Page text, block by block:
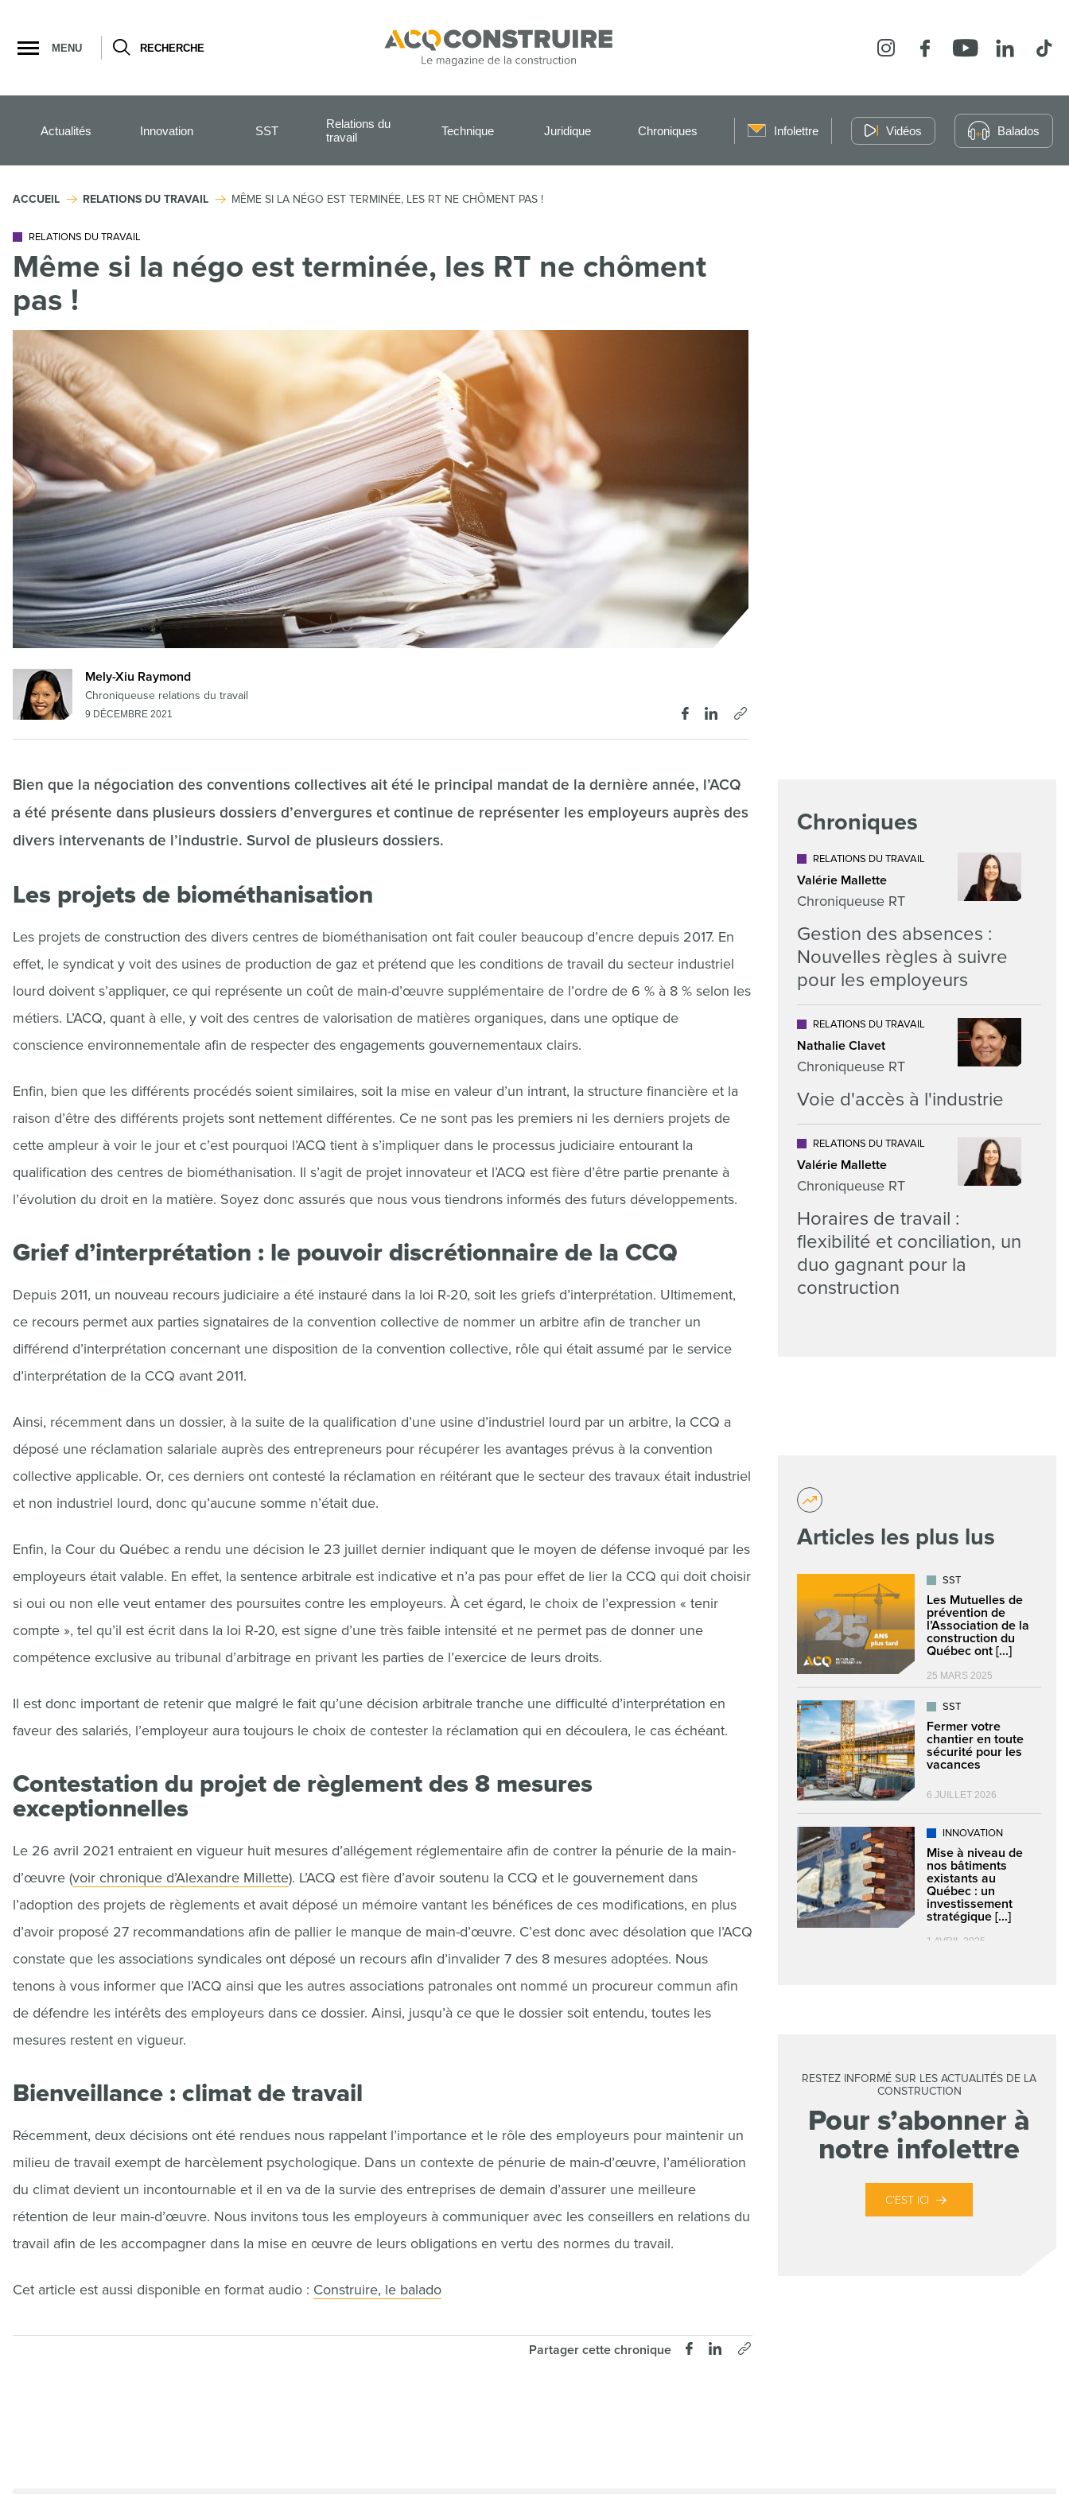
la
navigation
MENU RECHERCHE InstagramFacebookYouTubeLinkedIn
Actualités Innovation SST
Relations du
travail
Technique Juridique Chroniques Infolettre Vidéos Balados
ACCUEIL RELATIONS DU TRAVAIL MÊME SI LA NÉGO EST TERMINÉE, LES RT NE CHÔMENT PAS !
RELATIONS DU TRAVAIL
Même si la négo est terminée, les RT ne chôment
pas !
Mely-Xiu Raymond
Chroniqueuse relations du travail
9 DÉCEMBRE 2021
Bien que la négociation des conventions collectives ait été le principal mandat de la dernière année, l’ACQ
a été présente dans plusieurs dossiers d’envergures et continue de représenter les employeurs auprès des
divers intervenants de l’industrie. Survol de plusieurs dossiers.
Les projets de biométhanisation
Les projets de construction des divers centres de biométhanisation ont fait couler beaucoup d’encre depuis 2017. En
effet, le syndicat y voit des usines de production de gaz et prétend que les conditions de travail du secteur industriel
lourd doivent s’appliquer, ce qui représente un coût de main-d’œuvre supplémentaire de l’ordre de 6 % à 8 % selon les
métiers. L’ACQ, quant à elle, y voit des centres de valorisation de matières organiques, dans une optique de
conscience environnementale afin de respecter des engagements gouvernementaux clairs.
Enfin, bien que les différents procédés soient similaires, soit la mise en valeur d’un intrant, la structure financière et la
raison d’être des différents projets sont nettement différentes. Ce ne sont pas les premiers ni les derniers projets de
cette ampleur à voir le jour et c’est pourquoi l’ACQ tient à s’impliquer dans le processus judiciaire entourant la
qualification des centres de biométhanisation. Il s’agit de projet innovateur et l’ACQ est fière d’être partie prenante à
l’évolution du droit en la matière. Soyez donc assurés que nous vous tiendrons informés des futurs développements.
Grief d’interprétation : le pouvoir discrétionnaire de la CCQ
Depuis 2011, un nouveau recours judiciaire a été instauré dans la loi R-20, soit les griefs d’interprétation. Ultimement,
ce recours permet aux parties signataires de la convention collective de nommer un arbitre afin de trancher un
différend d’interprétation concernant une disposition de la convention collective, rôle qui était assumé par le service
d’interprétation de la CCQ avant 2011.
Ainsi, récemment dans un dossier, à la suite de la qualification d’une usine d’industriel lourd par un arbitre, la CCQ a
déposé une réclamation salariale auprès des entrepreneurs pour récupérer les avantages prévus à la convention
collective applicable. Or, ces derniers ont contesté la réclamation en réitérant que le secteur des travaux était industriel
et non industriel lourd, donc qu’aucune somme n’était due.
Enfin, la Cour du Québec a rendu une décision le 23 juillet dernier indiquant que le moyen de défense invoqué par les
employeurs était valable. En effet, la sentence arbitrale est indicative et n’a pas pour effet de lier la CCQ qui doit choisir
si oui ou non elle veut entamer des poursuites contre les employeurs. À cet égard, le choix de l’expression « tenir
compte », tel qu’il est écrit dans la loi R-20, est signe d’une très faible intensité et ne permet pas de donner une
compétence exclusive au tribunal d’arbitrage en privant les parties de l’exercice de leurs droits.
Il est donc important de retenir que malgré le fait qu’une décision arbitrale tranche une difficulté d’interprétation en
faveur des salariés, l’employeur aura toujours le choix de contester la réclamation qui en découlera, le cas échéant.
Contestation du projet de règlement des 8 mesures
exceptionnelles
Le 26 avril 2021 entraient en vigueur huit mesures d’allégement réglementaire afin de contrer la pénurie de la main-
d’œuvre (voir chronique d’Alexandre Millette). L’ACQ est fière d’avoir soutenu la CCQ et le gouvernement dans
l’adoption des projets de règlements et avait déposé un mémoire vantant les bénéfices de ces modifications, en plus
d’avoir proposé 27 recommandations afin de pallier le manque de main-d’œuvre. C’est donc avec désolation que l’ACQ
constate que les associations syndicales ont déposé un recours afin d’invalider 7 des 8 mesures adoptées. Nous
tenons à vous informer que l’ACQ ainsi que les autres associations patronales ont nommé un procureur commun afin
de défendre les intérêts des employeurs dans ce dossier. Ainsi, jusqu’à ce que le dossier soit entendu, toutes les
mesures restent en vigueur.
Bienveillance : climat de travail
Récemment, deux décisions ont été rendues nous rappelant l’importance et le rôle des employeurs pour maintenir un
milieu de travail exempt de harcèlement psychologique. Dans un contexte de pénurie de main-d’œuvre, l’amélioration
du climat devient un incontournable et il en va de la survie des entreprises de demain d’assurer une meilleure
rétention de leur main-d’œuvre. Nous invitons tous les employeurs à communiquer avec les conseillers en relations du
travail afin de les accompagner dans la mise en œuvre de leurs obligations en vertu des normes du travail.
Cet article est aussi disponible en format audio : Construire, le balado
Partager cette chronique
Chroniques
RELATIONS DU TRAVAIL
Valérie Mallette
Chroniqueuse RT
Gestion des absences :
Nouvelles règles à suivre
pour les employeurs
RELATIONS DU TRAVAIL
Nathalie Clavet
Chroniqueuse RT
Voie d'accès à l'industrie
RELATIONS DU TRAVAIL
Valérie Mallette
Chroniqueuse RT
Horaires de travail :
flexibilité et conciliation, un
duo gagnant pour la
construction
Articles les plus lus
SST
Les Mutuelles de
prévention de
l’Association de la
construction du
Québec ont [...]
25 MARS 2025
SST
Fermer votre
chantier en toute
sécurité pour les
vacances
6 JUILLET 2026
INNOVATION
Mise à niveau de
nos bâtiments
existants au
Québec : un
investissement
stratégique [...]
1 AVRIL 2025
RESTEZ INFORMÉ SUR LES ACTUALITÉS DE LA
CONSTRUCTION
Pour s’abonner à
notre infolettre
C’EST ICI